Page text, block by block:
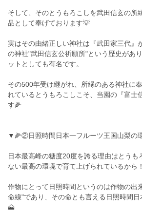
そして、そのとうもろこしを武田信玄の所
品として奉げております💡
実はその由緒正しい神社は『武田家三代』
の神社"武田信玄公祈願所"という歴史があ
ットとしても有名です。
その500年受け継がれ、所縁のある神社に
れているとうもろこしこそ、当園の『富士
す🌽
▼🌽②日照時間日本一フルーツ王国山梨の
日本最高峰の糖度20度を誇る理由はとうも
ない最高の環境で育て上げられているから！
作物にとって日照時間というのは作物の出
命線"であり、その命とも言える日照時間
🗻